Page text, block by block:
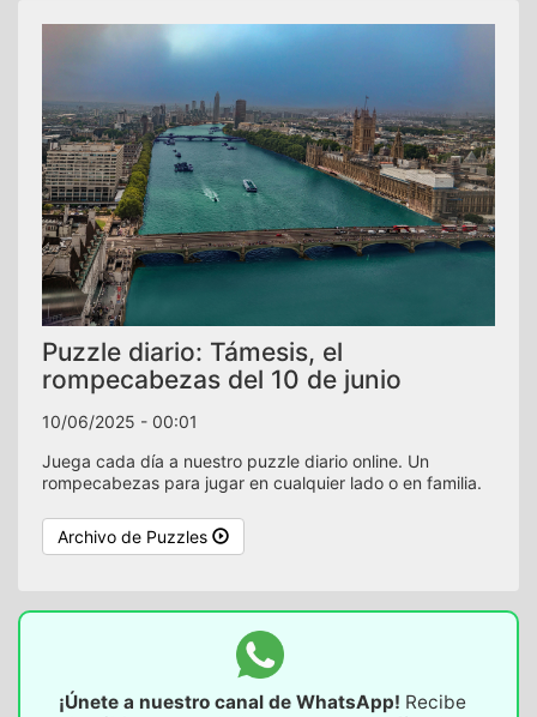
Puzzle diario: Támesis, el
rompecabezas del 10 de junio
10/06/2025 - 00:01
Juega cada día a nuestro puzzle diario online. Un
rompecabezas para jugar en cualquier lado o en familia.
Archivo de Puzzles
¡Únete a nuestro canal de WhatsApp! Recibe